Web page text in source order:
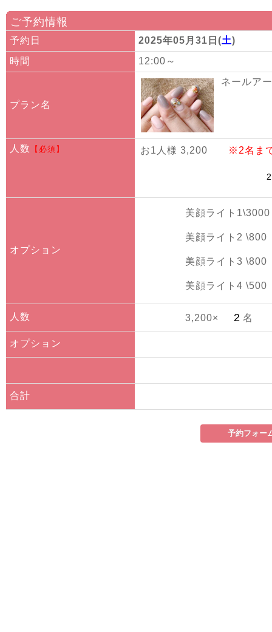
ご予約情報
予約日 2025年05月31日(土)
時間
12:00～
プラン名
ネールア
人数 【必須】 お1人様 3,200 ※2名ま
オプション
美顔ライト1\3000
美顔ライト2 \800
美顔ライト3 \800
美顔ライト4 \500
人数 3,200× 名
オプション
合計